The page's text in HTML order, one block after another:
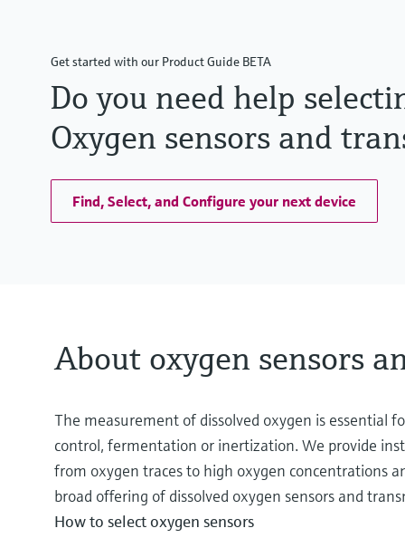
Get started with our Product Guide BETA
Do you need help
Oxygen sensors and
Find, Select, and Configure your next device
About oxygen sensors
The measurement of dissolved oxygen is essential
control, fermentation or inertization. We provide
from oxygen traces to high oxygen concentrations
broad offering of dissolved oxygen sensors and
How to select oxygen sensors